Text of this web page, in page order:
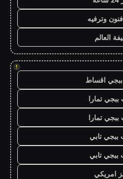
وترفيه
العالم
!
اقساط
تمارا
تمارا
تابي
تابي
امريكي